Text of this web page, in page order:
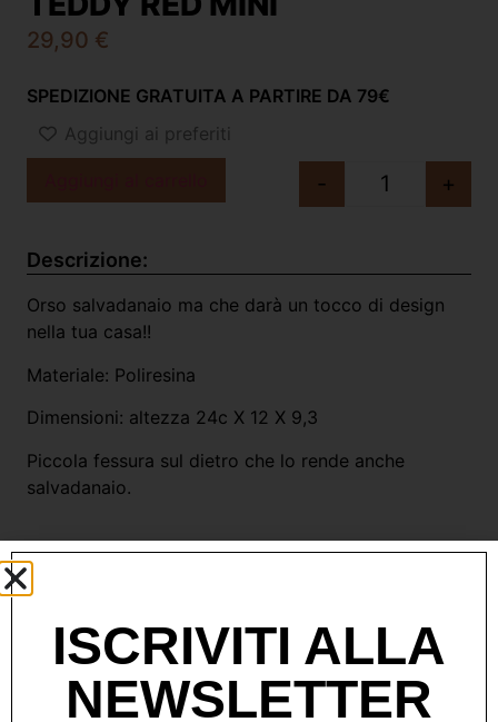
29,90 €
SPEDIZIONE GRATUITA A PARTIRE DA 79€
Aggiungi ai preferiti
- +
Descrizione:
Orso salvadanaio ma che darà un tocco di design
nella tua casa!!
Materiale: Poliresina
Dimensioni: altezza 24c X 12 X 9,3
Piccola fessura sul dietro che lo rende anche
salvadanaio.
Prodotti Correlati
ISCRIVITI ALLA
NEWSLETTER